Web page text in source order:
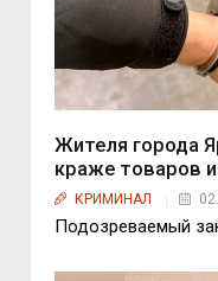
Жителя города
краже товаров
КРИМИНАЛ
Подозреваемый